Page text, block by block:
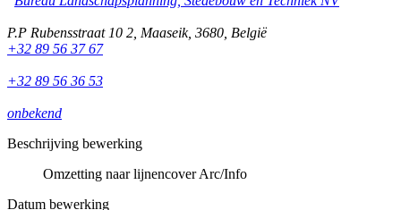
P.P Rubensstraat 10 2 Maaseik, 3680 België
+32 89 56 37 67
+32 89 56 36 53
onbekend
Beschrijving bewerking
Omzetting naar lijnencover Arc/Info
Datum bewerking